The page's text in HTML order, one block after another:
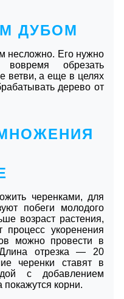
ДУБОМ
несложно. Его нужно
вовремя обрезать
ветви, а еще в целях
дерево от
черенками, для
побеги молодого
возраст растения,
укоренения
можно провести в
отрезка — 20
черенки ставят в
с добавлением
корни.